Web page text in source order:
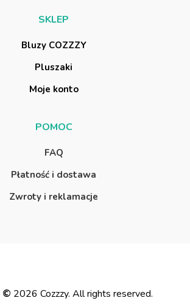
SKLEP
Bluzy COZZZY
Pluszaki
Moje konto
POMOC
FAQ
Płatność i dostawa
Zwroty i reklamacje
© 2026 Cozzzy. All rights reserved.